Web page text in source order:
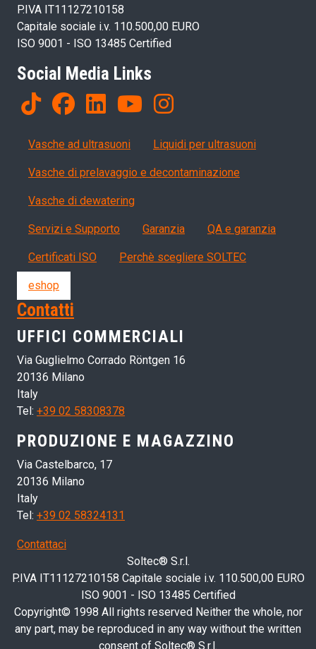
P.IVA IT11127210158
Capitale sociale i.v. 110.500,00 EURO
ISO 9001 - ISO 13485 Certified
Social Media Links
Products
Vasche ad ultrasuoni Liquidi per ultrasuoni
Vasche di prelavaggio e decontaminazione
Vasche di dewatering
Servizi, garanzia, QA
Servizi e Supporto Garanzia QA e garanzia
Certificati ISO Perchè scegliere SOLTEC
eshop
Contatti
UFFICI COMMERCIALI
Via Guglielmo Corrado Röntgen 16
20136 Milano
Italy
Tel: +39 02 58308378
PRODUZIONE E MAGAZZINO
Via Castelbarco, 17
20136 Milano
Italy
Tel: +39 02 58324131
Contattaci
Soltec® S.r.l.
P.IVA IT11127210158 Capitale sociale i.v. 110.500,00 EURO
ISO 9001 - ISO 13485 Certified
Copyright© 1998 All rights reserved Neither the whole, nor
any part, may be reproduced in any way without the written
consent of Soltec® S.r.l.